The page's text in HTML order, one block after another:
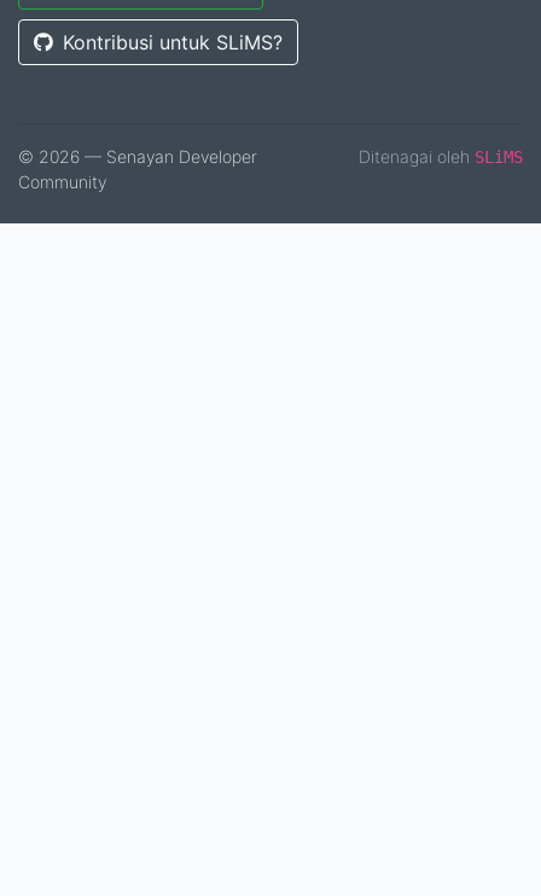
Kontribusi untuk SLiMS?
© 2026 — Senayan Developer
Community
Ditenagai oleh SLiMS